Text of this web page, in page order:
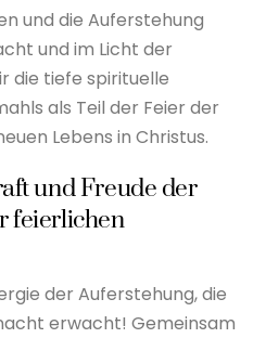
und die Auferstehung
und im Licht der
die tiefe spirituelle
als Teil der Feier der
Lebens in Christus.
und Freude der
feierlichen
der Auferstehung, die
erwacht! Gemeinsam